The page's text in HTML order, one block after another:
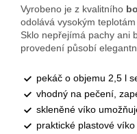
Vyrobeno je z kvalitního
odolává vysokým
Sklo nepřejímá pachy ani
provedení působí
pekáč o objemu 2,5 l
vhodný na pečení,
skleněné víko
praktické plastové